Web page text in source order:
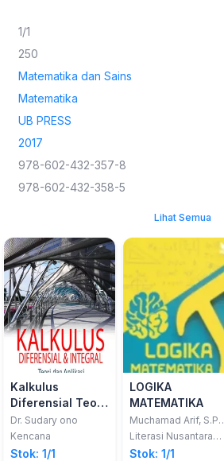
1/1
250
Matematika dan Sains
Matematika
UB PRESS
2017
978-602-432-357-8
978-602-432-358-5
Lihat Semua
Kalkulus
Diferensial Teori
& Aplikasi
Dr. Sudary ono
Kencana
Stok: 1/1
LOGIKA
MATEMATIKA
Muchamad Arif,
M.Pd.
Literasi Nusantara
Abadi
Stok: 1/1